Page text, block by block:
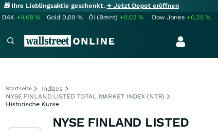
🎁 Ihre Lieblingsaktie geschenkt.→ Jetzt Depot eröffnen
DAX +0,69% Gold 0,00 % Öl (Brent) +0,02% Dow Jones +0,25%
Startseite
Indizes
NYSE FINLAND LISTED TOTAL MARKET INDEX (NTR)
Historische Kurse
NYSE FINLAND LISTED